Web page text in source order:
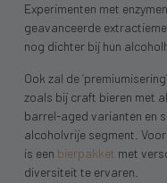
Experimenten met
geavanceerde
nog dichter bij hun
Ook zal de
zoals bij craft bieren met
barrel-aged varianten en
alcoholvrije segment.
is een bierpakket met
diversiteit te ervaren.